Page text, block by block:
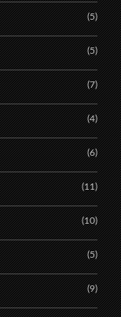
(5)
(5)
(7)
(4)
(6)
(11)
(10)
(5)
(9)